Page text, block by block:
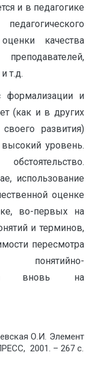
и в педагогике
качества
т.д.
формализации и
(как и в других
развития)
уровень.
использование
оценке
во-первых на
и терминов,
пересмотра
понятийно-
вновь на
О.И. Элемент
2001. – 267 с.